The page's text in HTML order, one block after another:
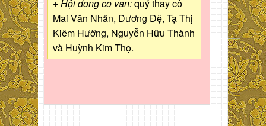
+ Hội đồng cố vấn:quý thầy cô
Mai Văn Nhãn, Dương Đệ, Tạ Thị
Kiêm Hường, Nguyễn Hữu Thành
và Huỳnh Kim Thọ.